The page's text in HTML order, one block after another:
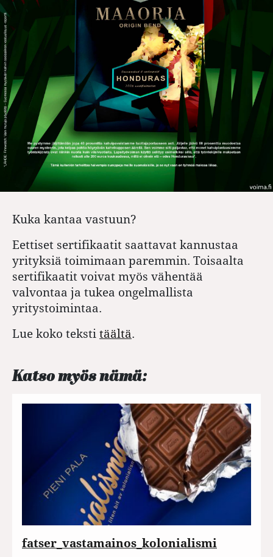
Kuka kantaa vastuun?
Eettiset sertifikaatit saattavat kannustaa
yrityksiä toimimaan paremmin. Toisaalta
sertifikaatit voivat myös vähentää
valvontaa ja tukea ongelmallista
yritystoimintaa.
Lue koko teksti täältä.
Katso myös nämä:
fatser_vastamainos_kolonialismi